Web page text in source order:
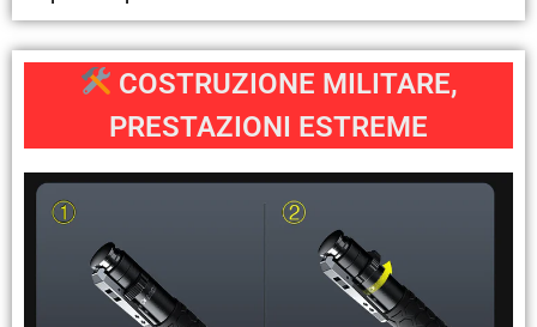
COSTRUZIONE MILITARE,
PRESTAZIONI ESTREME